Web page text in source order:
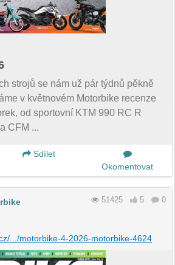
strojů se nám už pár týdnů pěkně
v květnovém Motorbike recenze
od sportovní KTM 990 RC R
CFM ...
Sdílet
Okomentovat
51425 5 0
.../motorbike-4-2026-motorbike-4624